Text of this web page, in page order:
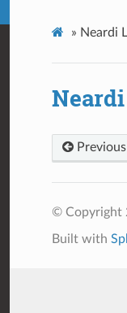
» Neardi
Previous
© Copyright
Built with